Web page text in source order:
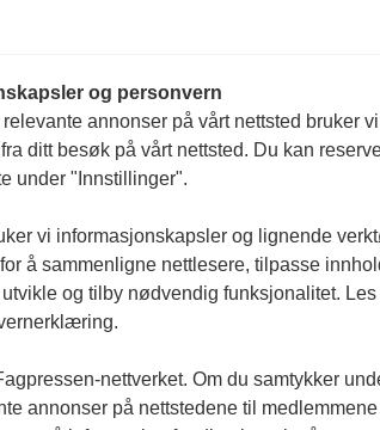
og personvern
annonser på vårt nettsted bruker vi
ditt besøk på vårt nettsted. Du kan
under "Innstillinger".
vi informasjonskapsler og lignende
å sammenligne nettlesere, tilpasse
og tilby nødvendig funksjonalitet. Les
nettverket. Om du samtykker
annonser på nettstedene til medlemmene